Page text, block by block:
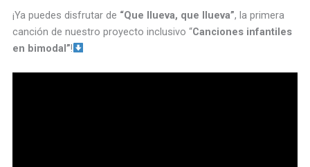
¡Ya puedes disfrutar de “Que llueva, que llueva”, la primera
canción de nuestro proyecto inclusivo “Canciones infantiles
en bimodal”!